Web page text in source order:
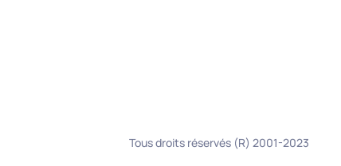
Tous droits réservés (R) 2001-2023